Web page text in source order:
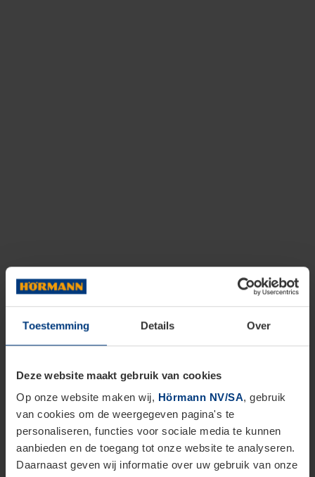
Toestemming Details Over
Deze website maakt gebruik van cookies
Op onze website maken wij, Hörmann NV/SA, gebruik
van cookies om de weergegeven pagina's te
personaliseren, functies voor sociale media te kunnen
aanbieden en de toegang tot onze website te analyseren.
Daarnaast geven wij informatie over uw gebruik van onze